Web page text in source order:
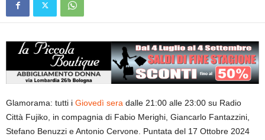
Glamorama: tutti i Giovedì sera dalle 21:00 alle 23:00 su Radio
Città Fujiko, in compagnia di Fabio Merighi, Giancarlo Fantazzini,
Stefano Benuzzi e Antonio Cervone. Puntata del 17 Ottobre 2024